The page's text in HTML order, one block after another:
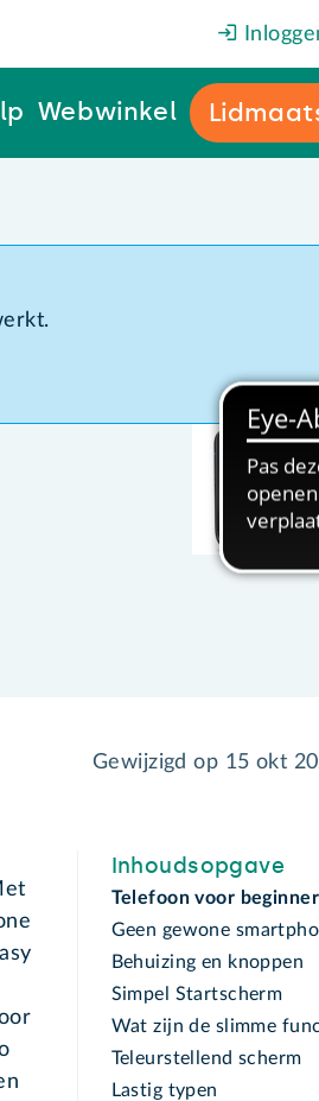
Webwinkel
Gewijzigd op 15 okt
Inhoudsopgave
Telefoon voor beginner
Geen gewone
Behuizing en knoppen
Simpel Startscherm
Wat zijn de slimme
Teleurstellend scherm
Lastig typen